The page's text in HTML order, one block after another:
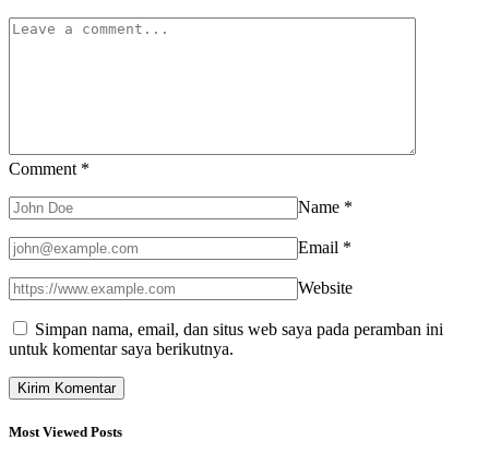
Comment *
Name *
Email *
Website
Simpan nama, email, dan situs web saya pada peramban ini
untuk komentar saya berikutnya.
Most Viewed Posts